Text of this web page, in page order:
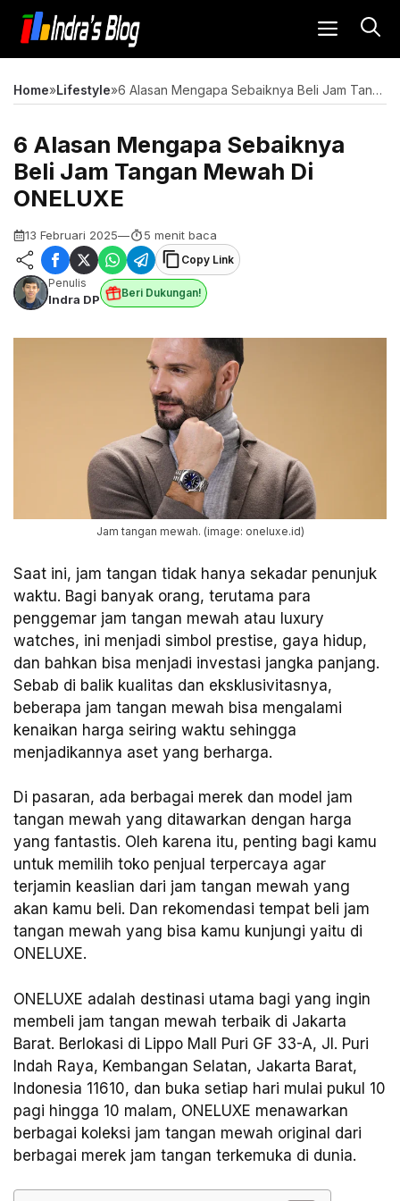
Langsung
isi
MENU
Home»Lifestyle» 6 Alasan Mengapa Sebaiknya Beli Jam Tangan Mewah Di ONELUXE
6 Alasan Mengapa Sebaiknya
Beli Jam Tangan Mewah Di
ONELUXE
13 Februari 2025— 5 menit baca
Copy Link
Penulis
Indra DP Beri Dukungan!
Jam tangan mewah. (image: oneluxe.id)
Saat ini, jam tangan tidak hanya sekadar penunjuk
waktu. Bagi banyak orang, terutama para
penggemar jam tangan mewah atau luxury
watches, ini menjadi simbol prestise, gaya hidup,
dan bahkan bisa menjadi investasi jangka panjang.
Sebab di balik kualitas dan eksklusivitasnya,
beberapa jam tangan mewah bisa mengalami
kenaikan harga seiring waktu sehingga
menjadikannya aset yang berharga.
Di pasaran, ada berbagai merek dan model jam
tangan mewah yang ditawarkan dengan harga
yang fantastis. Oleh karena itu, penting bagi kamu
untuk memilih toko penjual terpercaya agar
terjamin keaslian dari jam tangan mewah yang
akan kamu beli. Dan rekomendasi tempat beli jam
tangan mewah yang bisa kamu kunjungi yaitu di
ONELUXE.
ONELUXE adalah destinasi utama bagi yang ingin
membeli jam tangan mewah terbaik di Jakarta
Barat. Berlokasi di Lippo Mall Puri GF 33-A, Jl. Puri
Indah Raya, Kembangan Selatan, Jakarta Barat,
Indonesia 11610, dan buka setiap hari mulai pukul 10
pagi hingga 10 malam, ONELUXE menawarkan
berbagai koleksi jam tangan mewah original dari
berbagai merek jam tangan terkemuka di dunia.